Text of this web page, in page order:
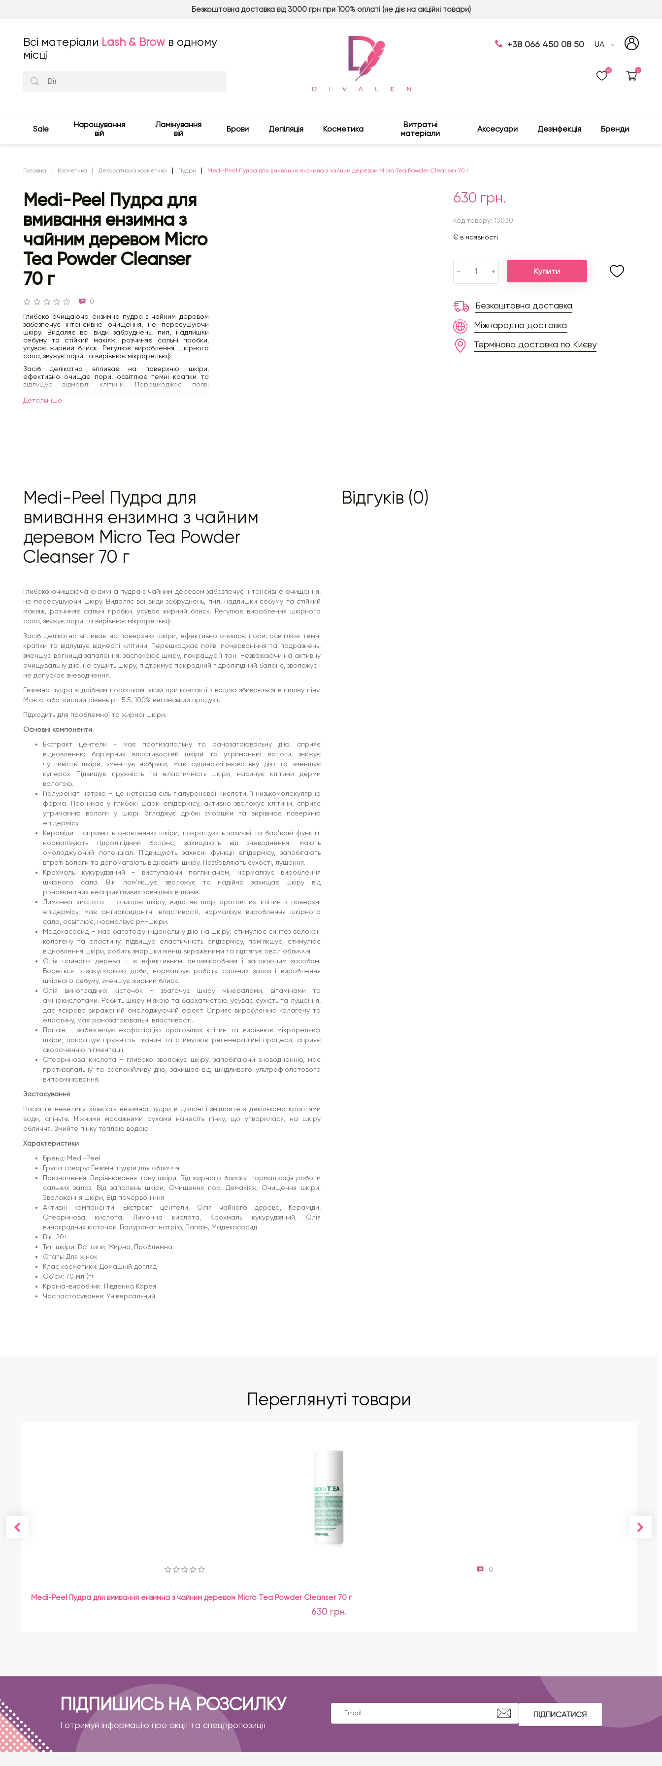
Безкоштовна доставка від 3000 грн при 100% оплаті (не діє на акційні товари)
Всі матеріали Lash & Brow в одному
місці
+38 066 450 08 50 UA
0 0
Sale
Нарощування
вій
Ламінування
вій
Брови Депіляція Косметика
Витратні
матеріали
Аксесуари Дезінфекція Бренди
Головна Косметика Декоративна косметика Пудри Medi-Peel Пудра для вмивання ензимна з чайним деревом Micro Tea Powder Cleanser 70 г
Medi-Peel Пудра для
вмивання ензимна з
чайним деревом Micro
Tea Powder Cleanser
70 г
0
Глибоко очищаюча ензимна пудра з чайним деревом
забезпечує інтенсивне очищення, не пересушуючи
шкіру. Видаляє всі види забруднень, пил, надлишки
себуму та стійкий макіяж, розчиняє сальні пробки,
усуває жирний блиск. Регулює вироблення шкірного
сала, звужує пори та вирівнює мікрорельєф.
Засіб делікатно впливає на поверхню шкіри,
ефективно очищає пори, освітлює темні крапки та
відлущує відмерлі клітини. Перешкоджає появі
запалення, заспокоює шкіру, покращує її тон.
Екстракт центели - має протизапальну та
ранозагоювальну дію, сприяє відновленню
бар'єрних властивостей шкіри та утриманню
вологи, знижує чутливість шкіри, зменшує
набряки, має судинозміцнювальну дію та
зменшує купероз. Підвищує пружність та
еластичність шкіри, насичує клітини дерми
вологою.
Гіалуронат натрію – це натрієва сіль
гіалуронової кислоти, її низькомолекулярна
вирівнює поверхню епідермісу.
Кераміди - сприяють оновленню шкіри,
покращують захисні та бар'єрні функції,
нормалізують гідроліпідний баланс, захищають
від зневоднення, мають омолоджуючий
потенціал. Підвищують захисні функції епідермісу,
запобігають втраті вологи та допомагають
відновити шкіру. Позбавляють сухості, лущення.
Крохмаль кукурудзяний - виступаючи
поглиначем, нормалізує вироблення шкірного
сала. Він пом'якшує, зволожує та надійно
захищає шкіру від різноманітних несприятливих
зовнішніх впливів.
Лимонна кислота – очищає шкіру, видаляє шар
ороговілих клітин з поверхні епідермісу, має
антиоксидантні властивості, нормалізує
вироблення шкірного сала, освітлює, нормалізує
pH-шкіри.
шкіру: стимулює синтез волокон колагену та
еластину, підвищує еластичність епідермісу,
пом'якшує, стимулює відновлення шкіри, робить
зморшки менш вираженими та підтягує овал
обличчя.
Олія чайного дерева - є ефективним
антимікробним і загоюючим засобом. Бореться із
закупоркою доби, нормалізує роботу сальних
залоз і вироблення шкірного себуму, зменшує
жирний блиск.
Олія виноградних кісточок - збагачує шкіру
мінералами, вітамінами та амінокислотами.
Робить шкіру м'якою та бархатистою, усуває
сухість та лущення, дає яскраво виражений
омолоджуючий ефект. Сприяє виробленню
колагену та еластину, має ранозагоювальні
властивості.
Папаїн - забезпечує ексфоліацію ороговілих
клітин та вирівнює мікрорельєф шкіри, покращує
пружність тканин та стимулює регенераційні
процеси, сприяє скороченню пігментації.
Стеаринова кислота - глибоко зволожує шкіру,
запобігаючи зневодненню, має протизапальну
та заспокійливу дію, захищає від шкідливого
ультрафіолетового випромінювання.
Застосування
Насипте невелику кількість ензимної пудри в долоні і
змішайте з декількома краплями води, спіньте. Ніжними
масажними рухами нанесіть пінку, що утворилася, на
шкіру обличчя. Змийте пінку теплою водою.
Характеристики
Група товару: Ензимні пудри для обличчя
Призначення: Вирівнювання тону шкіри, Від
жирного блиску, Нормалізація роботи сальних
залоз, Від запалень шкіри, Очищення пор,
Демакіяж, Очищення шкіри, Зволоження шкіри,
Від почервоніння
Активні компоненти: Екстракт центели, Олія
чайного дерева, Кераміди, Стеаринова
кислота, Лимонна кислота, Крохмаль
кукурудзяний, Олія виноградних кісточок,
Гіалуронат натрію, Папаїн, Мадекасосид
Тип шкіри: Всі типи, Жирна, Проблемна
Стать: Для жінок
Клас косметики: Домашній догляд
Об'єм: 70 мл (г)
Країна-виробник: Південна Корея
Час застосування: Універсальний
Детальнiше
630 грн.
Код товару: 13030
Є в наявності
- + Купити
Безкоштовна доставка
Міжнародна доставка
Термінова доставка по Києву
Medi-Peel Пудра для
вмивання ензимна з чайним
деревом Micro Tea Powder
Cleanser 70 г
Глибоко очищаюча ензимна пудра з чайним деревом забезпечує інтенсивне очищення,
не пересушуючи шкіру. Видаляє всі види забруднень, пил, надлишки себуму та стійкий
макіяж, розчиняє сальні пробки, усуває жирний блиск. Регулює вироблення шкірного
сала, звужує пори та вирівнює мікрорельєф.
Засіб делікатно впливає на поверхню шкіри, ефективно очищає пори, освітлює темні
крапки та відлущує відмерлі клітини. Перешкоджає появі почервоніння та подразнень,
зменшує вогнища запалення, заспокоює шкіру, покращує її тон. Незважаючи на активну
очищувальну дію, не сушить шкіру, підтримує природний гідроліпідний баланс, зволожує і
не допускає зневоднення.
Ензимна пудра є дрібним порошком, який при контакті з водою збивається в пишну піну.
Має слабо-кислий рівень pH 5.5, 100% веганський продукт.
Підходить для проблемної та жирної шкіри.
Основні компоненти
Екстракт центели - має протизапальну та ранозагоювальну дію, сприяє
відновленню бар'єрних властивостей шкіри та утриманню вологи, знижує
чутливість шкіри, зменшує набряки, має судинозміцнювальну дію та зменшує
купероз. Підвищує пружність та еластичність шкіри, насичує клітини дерми
вологою.
Гіалуронат натрію – це натрієва сіль гіалуронової кислоти, її низькомолекулярна
форма. Проникає у глибокі шари епідермісу, активно зволожує клітини, сприяє
утриманню вологи у шкірі. Згладжує дрібні зморшки та вирівнює поверхню
епідермісу.
Кераміди - сприяють оновленню шкіри, покращують захисні та бар'єрні функції,
нормалізують гідроліпідний баланс, захищають від зневоднення, мають
омолоджуючий потенціал. Підвищують захисні функції епідермісу, запобігають
втраті вологи та допомагають відновити шкіру. Позбавляють сухості, лущення.
Крохмаль кукурудзяний - виступаючи поглиначем, нормалізує вироблення
шкірного сала. Він пом'якшує, зволожує та надійно захищає шкіру від
різноманітних несприятливих зовнішніх впливів.
Лимонна кислота – очищає шкіру, видаляє шар ороговілих клітин з поверхні
епідермісу, має антиоксидантні властивості, нормалізує вироблення шкірного
сала, освітлює, нормалізує pH-шкіри.
Мадекасосид – має багатофункціональну дію на шкіру: стимулює синтез волокон
колагену та еластину, підвищує еластичність епідермісу, пом'якшує, стимулює
відновлення шкіри, робить зморшки менш вираженими та підтягує овал обличчя.
Олія чайного дерева - є ефективним антимікробним і загоюючим засобом.
Бореться із закупоркою доби, нормалізує роботу сальних залоз і вироблення
шкірного себуму, зменшує жирний блиск.
Олія виноградних кісточок - збагачує шкіру мінералами, вітамінами та
амінокислотами. Робить шкіру м'якою та бархатистою, усуває сухість та лущення,
дає яскраво виражений омолоджуючий ефект. Сприяє виробленню колагену та
еластину, має ранозагоювальні властивості.
Папаїн - забезпечує ексфоліацію ороговілих клітин та вирівнює мікрорельєф
шкіри, покращує пружність тканин та стимулює регенераційні процеси, сприяє
скороченню пігментації.
Стеаринова кислота - глибоко зволожує шкіру, запобігаючи зневодненню, має
протизапальну та заспокійливу дію, захищає від шкідливого ультрафіолетового
випромінювання.
Застосування
Насипте невелику кількість ензимної пудри в долоні і змішайте з декількома краплями
води, спіньте. Ніжними масажними рухами нанесіть пінку, що утворилася, на шкіру
обличчя. Змийте пінку теплою водою.
Характеристики
Бренд: Medi-Peel
Група товару: Ензимні пудри для обличчя
Призначення: Вирівнювання тону шкіри, Від жирного блиску, Нормалізація роботи
сальних залоз, Від запалень шкіри, Очищення пор, Демакіяж, Очищення шкіри,
Зволоження шкіри, Від почервоніння
Активні компоненти: Екстракт центели, Олія чайного дерева, Кераміди,
Стеаринова кислота, Лимонна кислота, Крохмаль кукурудзяний, Олія
виноградних кісточок, Гіалуронат натрію, Папаїн, Мадекасосид
Вік: 20+
Тип шкіри: Всі типи, Жирна, Проблемна
Стать: Для жінок
Клас косметики: Домашній догляд
Об'єм: 70 мл (г)
Країна-виробник: Південна Корея
Час застосування: Універсальний
Відгуків (0)
Переглянуті товари
0
Medi-Peel Пудра для вмивання ензимна з чайним деревом Micro Tea Powder Cleanser 70 г
630 грн.
ПІДПИШИСЬ НА РОЗСИЛКУ
І отримуй інформацію про акції та спецпропозиції
ПІДПИСАТИСЯ